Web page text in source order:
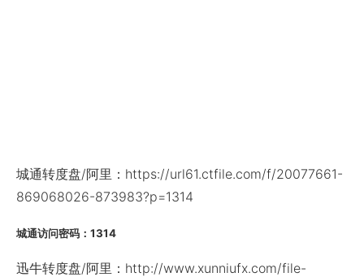
城通转度盘/阿里：https://url61.ctfile.com/f/20077661-
869068026-873983?p=1314
城通访问密码：1314
迅牛转度盘/阿里：http://www.xunniufx.com/file-